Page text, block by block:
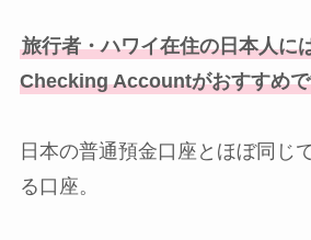
旅行者・ハワイ在住の日本人に
Checking Accountがおすすめ
日本の普通預金口座とほぼ同じ
る口座。